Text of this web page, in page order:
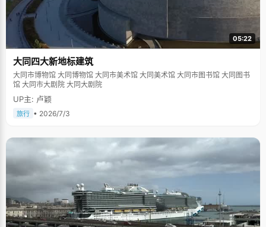
05:22
大同四大新地标建筑
大同市博物馆 大同博物馆 大同市美术馆 大同美术馆 大同市图书馆 大同图书
馆 大同市大剧院 大同大剧院
UP主: 卢颖
旅行 • 2026/7/3